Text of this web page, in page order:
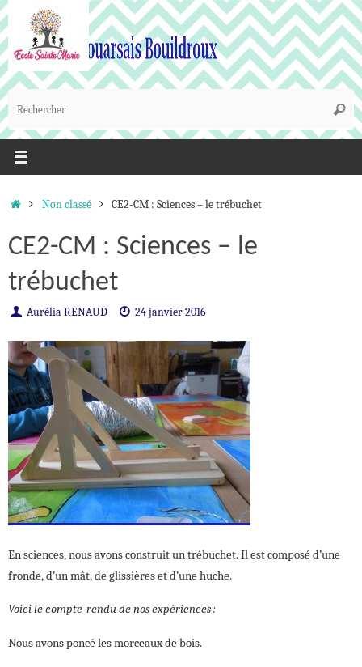
Passer
au
contenu
:
AccueilNon classé CE2-CM : Sciences – le trébuchet
CE2-CM : Sciences – le
trébuchet
Aurélia RENAUD 24 janvier 2016
En sciences, nous avons construit un trébuchet. Il est composé d’une
fronde, d’un mât, de glissières et d’une huche.
Voici le compte-rendu de nos expériences :
Nous avons poncé les morceaux de bois.